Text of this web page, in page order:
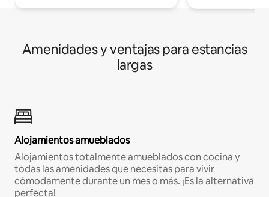
Amenidades y ventajas para estancias
largas
Alojamientos amueblados
Alojamientos totalmente amueblados con cocina y
todas las amenidades que necesitas para vivir
cómodamente durante un mes o más. ¡Es la alternativa
perfecta!